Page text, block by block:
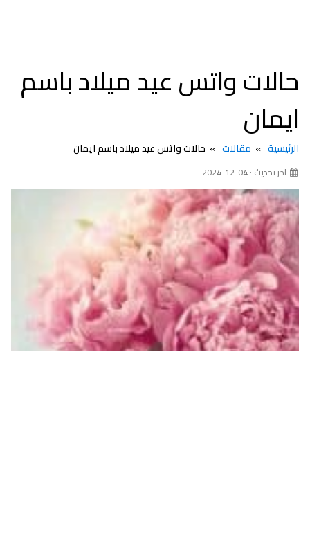
حالات واتس عيد ميلاد باسم
ايمان
الرئيسية مقالات حالات واتس عيد ميلاد باسم ايمان
اخر تحديث : 04-12-2024